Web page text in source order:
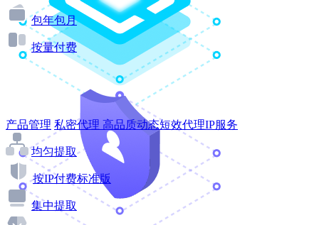
包年包月
按量付费
产品管理 私密代理 高品质动态短效代理IP服务
均匀提取
按IP付费标准版
集中提取